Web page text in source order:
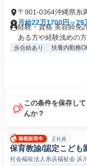
〒901-0364沖縄県糸
月給22万1700円～29
経験・資格 美容師免
ある方や経験浅めの方
歩合給あり 扶養内勤務
この条件を保存し
んか？
正社員
保育教諭/認定こども
社会福祉法人糸浜福祉会 浜